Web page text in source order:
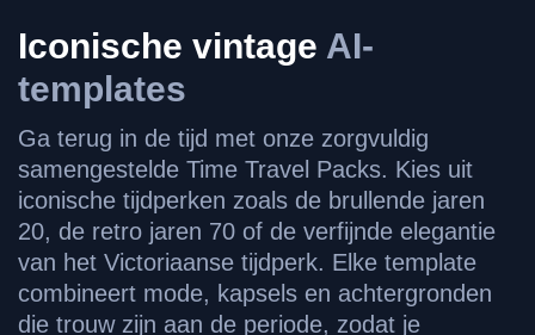
Iconische vintage AI-
templates
Ga terug in de tijd met onze zorgvuldig
samengestelde Time Travel Packs. Kies uit
iconische tijdperken zoals de brullende jaren
20, de retro jaren 70 of de verfijnde elegantie
van het Victoriaanse tijdperk. Elke template
combineert mode, kapsels en achtergronden
die trouw zijn aan de periode, zodat je